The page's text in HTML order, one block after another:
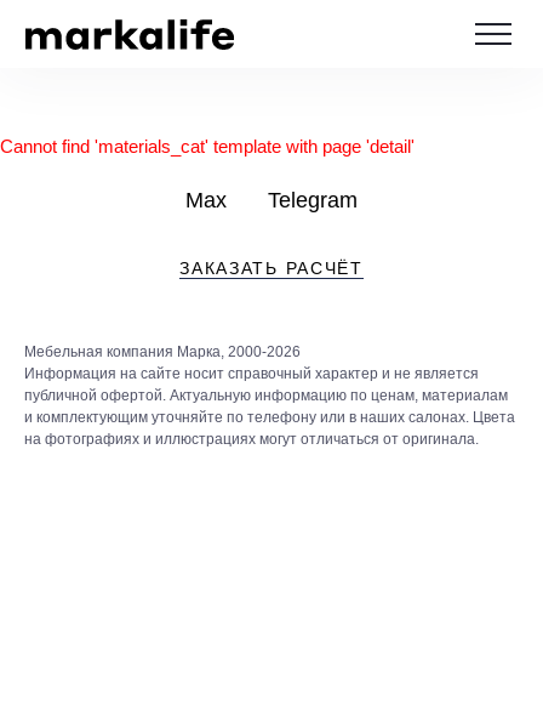
Cannot find 'materials_cat' template with page 'detail'
Max Telegram
ЗАКАЗАТЬ РАСЧЁТ
Мебельная компания Марка, 2000-2026
Информация на сайте носит справочный характер и не является
публичной офертой. Актуальную информацию по ценам, материалам
и комплектующим уточняйте по телефону или в наших салонах. Цвета
на фотографиях и иллюстрациях могут отличаться от оригинала.